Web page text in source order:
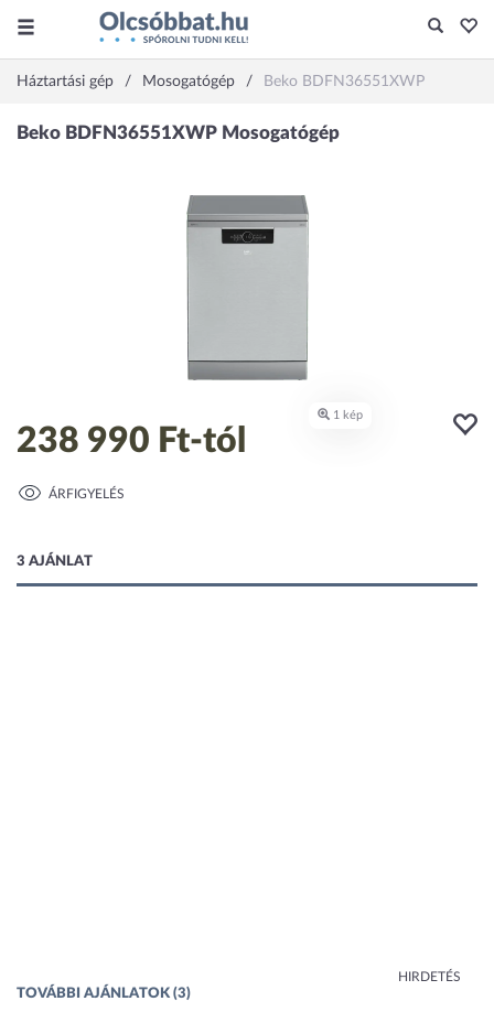
Háztartási gép Mosogatógép Beko BDFN36551XWP
238 990 Ft-tól
ÁRFIGYELÉS
3 AJÁNLAT
HIRDETÉS
TOVÁBBI AJÁNLATOK (3)